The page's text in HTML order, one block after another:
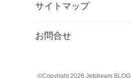
サイトマップ
お問合せ
©Copyright 2026 Jetstream BLOG